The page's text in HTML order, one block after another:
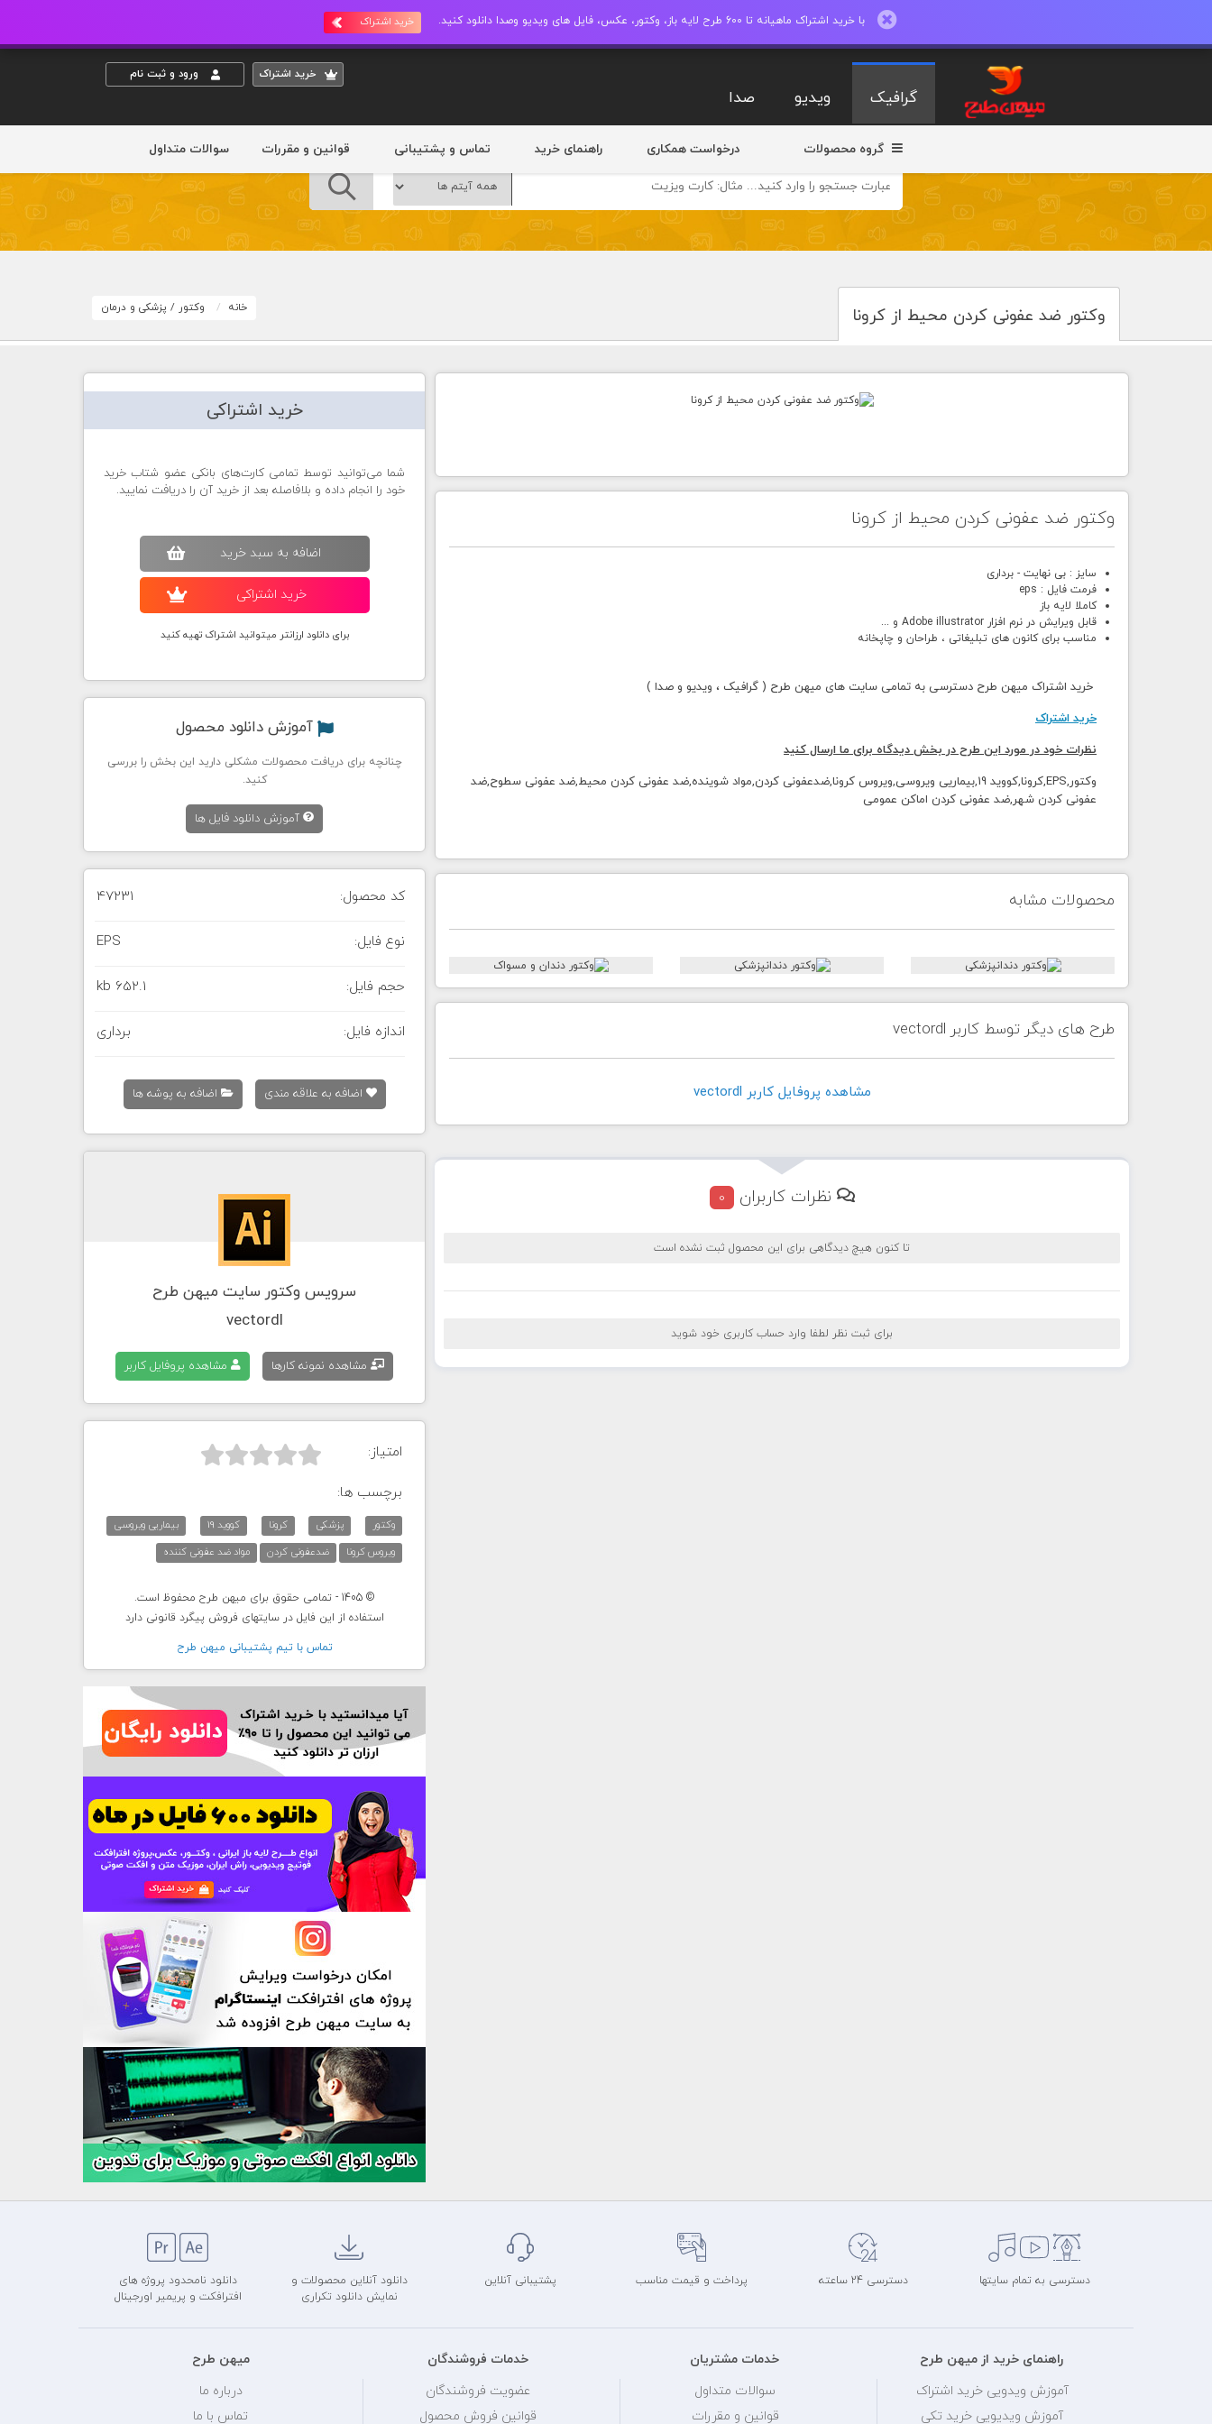
با خرید اشتراک ماهیانه تا 600 طرح لایه باز، وکتور، عکس، فایل های ویدیو وصدا دانلود کنید. خرید اشتراک
خريد اشتراک ورود و ثبت نام
گرافیک ویدیو صدا
گروه محصولات درخواست همکاری راهنمای خرید تماس و پشتیبانی قوانین و مقررات سوالات متداول
وکتور ضد عفونی کردن محیط از کرونا خانه وکتور / پزشکی و درمان
وکتور ضد عفونی کردن محیط از کرونا
سایز : بی نهایت - برداری
فرمت فایل : eps
کاملا لایه باز
قابل ویرایش در نرم افزار Adobe illustrator و ...
مناسب برای کانون های تبلیغاتی ، طراحان و چاپخانه
خرید اشتراک میهن طرح دسترسی به تمامی سایت های میهن طرح ( گرافیک ، ویدیو و صدا )
خرید اشتراک
نظرات خود در مورد این طرح در بخش دیدگاه برای ما ارسال کنید
وکتور,EPS,کرونا,کووید 19,بیماریی ویروسی,ویروس کرونا,ضدعفونی کردن,مواد شوینده,ضد عفونی کردن محیط,ضد عفونی سطوح,ضد
عفونی کردن شهر,ضد عفونی کردن اماکن عمومی
محصولات مشابه
طرح های دیگر توسط کاربر vectordl
مشاهده پروفايل کاربر vectordl
نظرات کاربران 0
تا کنون هیچ دیدگاهی برای این محصول ثبت نشده است
برای ثبت نظر لطفا وارد حساب کاربری خود شوید
خرید اشتراکی
شما می‌توانید توسط تمامی کارت‌های بانکی عضو شتاب خرید
خود را انجام داده و بلافاصله بعد از خرید آن را دریافت نمایید.
اضافه به سبد خريد
خريد اشتراکی
برای دانلود ارزانتر میتوانید اشتراک تهیه کنید
آموزش دانلود محصول
چنانچه برای دریافت محصولات مشکلی دارید این بخش را بررسی
کنید.
آموزش دانلود فایل ها
کد محصول: 47231
نوع فایل: EPS
حجم فایل: 652.1 kb
اندازه فایل: برداری
اضافه به علاقه مندی اضافه به پوشه ها
سرویس وکتور سایت میهن طرح
vectordl
مشاهده نمونه کارها مشاهده پروفایل کاربر
امتیاز: 


برچسب ها:
وکتور پزشکی کرونا کووید 19
بیماریی ویروسی
ویروس کرونا
ضدعفونی کردن مواد ضد عفونی کننده
© 1405 - تمامی حقوق برای میهن طرح محفوظ است.
استفاده از این فایل در سایتهای فروش پیگرد قانونی دارد
تماس با تيم پشتيبانی ميهن طرح
دسترسی به تمام سایتها دسترسی 24 ساعته پرداخت و قیمت مناسب پشتیبانی آنلاین
دانلود آنلاین محصولات و
نمایش دانلود تکراری
دانلود نامحدود پروژه های
افترافکت و پریمیر اورجینال
راهنمای خرید از میهن طرح
آموزش ویدویی خرید اشتراک
آموزش ویدیویی خرید تکی
خدمات مشتریان
سوالات متداول
قوانین و مقررات
خدمات فروشندگان
عضویت فروشندگان
قوانین فروش محصول
میهن طرح
درباره ما
تماس با ما